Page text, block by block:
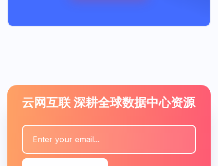
云网互联 深耕全球数据中心资源